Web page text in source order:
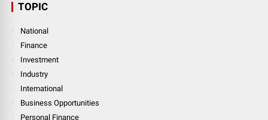
TOPIC
National
Finance
Investment
Industry
International
Business Opportunities
Personal Finance